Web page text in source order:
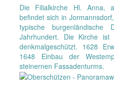
Die Filialkirche Hl. Anna,
befindet sich in
typische
Jahrhundert. Die Kirche
denkmalgeschützt. 1628
1648 Einbau der
steinernen Fassadenturms.